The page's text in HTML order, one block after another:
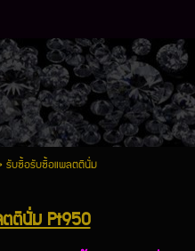
รับซื้อรับซื้อแพลตตินั่ม
ตินั่ม Pt950